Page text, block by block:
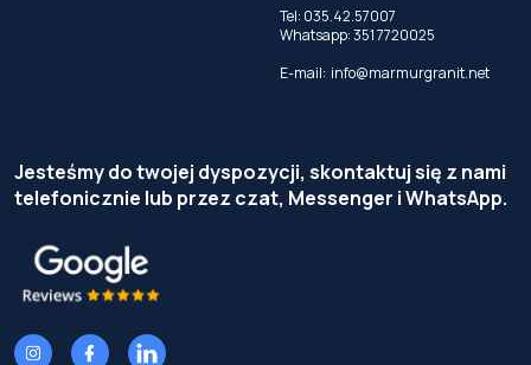
Tel: 035.42.57007
Whatsapp:351 7720025
E-mail: info@marmurgranit.net
Jesteśmy do twojej dyspozycji, skontaktuj się z nami
telefonicznie lub przez czat, Messenger i WhatsApp.